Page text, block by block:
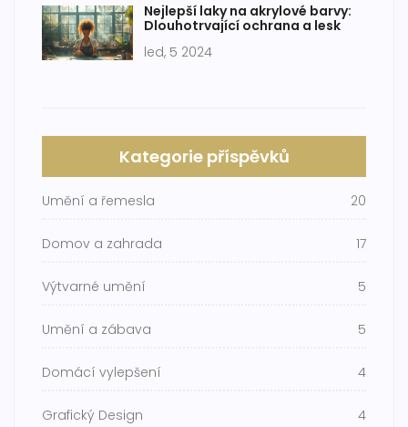
Nejlepší laky na akrylové barvy:
Dlouhotrvající ochrana a lesk
led, 5 2024
Kategorie příspěvků
Umění a řemesla 20
Domov a zahrada 17
Výtvarné umění 5
Umění a zábava 5
Domácí vylepšení 4
Grafický Design 4